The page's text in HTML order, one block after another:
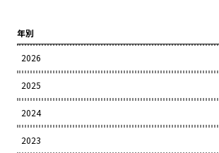
年別
2026
2025
2024
2023